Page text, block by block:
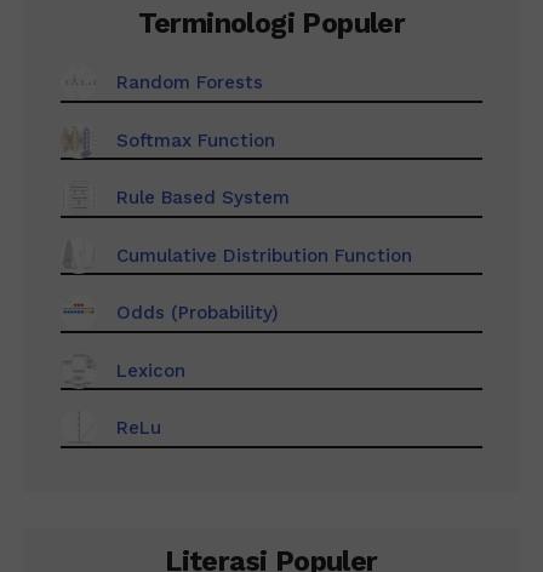
Terminologi Populer
Random Forests
Softmax Function
Rule Based System
Cumulative Distribution Function
Odds (Probability)
Lexicon
ReLu
Literasi Populer